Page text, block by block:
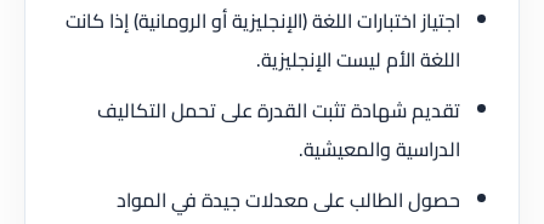
اجتياز اختبارات اللغة (الإنجليزية أو الرومانية) إذا كانت
اللغة الأم ليست الإنجليزية.
تقديم شهادة تثبت القدرة على تحمل التكاليف
الدراسية والمعيشية.
حصول الطالب على معدلات جيدة في المواد